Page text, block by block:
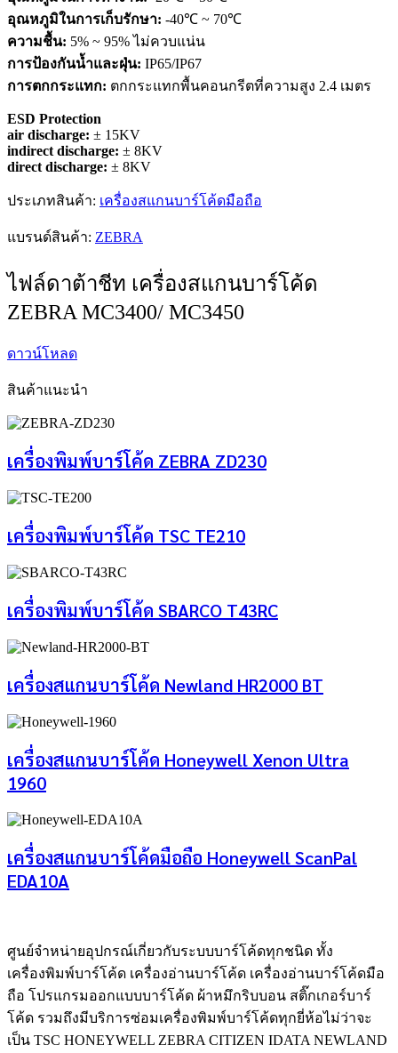
อุณหภูมิในการเก็บรักษา: -40℃ ~ 70℃
ความชื้น: 5% ~ 95% ไม่ควบแน่น
การป้องกันน้ำและฝุ่น: IP65/IP67
การตกกระแทก: ตกกระแทกพื้นคอนกรีตที่ความสูง 2.4 เมตร
ESD Protection
air discharge: ± 15KV
indirect discharge: ± 8KV
direct discharge: ± 8KV
ประเภทสินค้า: เครื่องสแกนบาร์โค้ดมือถือ
แบรนด์สินค้า: ZEBRA
ไฟล์ดาต้าชีท เครื่องสแกนบาร์โค้ด
ZEBRA MC3400/ MC3450
ดาวน์โหลด
สินค้าแนะนำ
เครื่องพิมพ์บาร์โค้ด ZEBRA ZD230
เครื่องพิมพ์บาร์โค้ด TSC TE210
เครื่องพิมพ์บาร์โค้ด SBARCO T43RC
เครื่องสแกนบาร์โค้ด Newland HR2000 BT
เครื่องสแกนบาร์โค้ด Honeywell Xenon Ultra
1960
เครื่องสแกนบาร์โค้ดมือถือ Honeywell ScanPal
EDA10A
ศูนย์จําหน่ายอุปกรณ์เกี่ยวกับระบบบาร์โค้ดทุกชนิด ทั้ง
เครื่องพิมพ์บาร์โค้ด เครื่องอ่านบาร์โค้ด เครื่องอ่านบาร์โค้ดมือ
ถือ โปรแกรมออกแบบบาร์โค้ด ผ้าหมึกริบบอน สติ๊กเกอร์บาร์
โค้ด รวมถึงมีบริการซ่อมเครื่องพิมพ์บาร์โค้ดทุกยี่ห้อไม่ว่าจะ
เป็น TSC HONEYWELL ZEBRA CITIZEN IDATA NEWLAND